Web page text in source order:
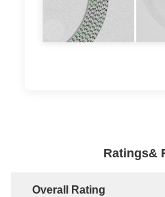
Ratings&
Overall Rating